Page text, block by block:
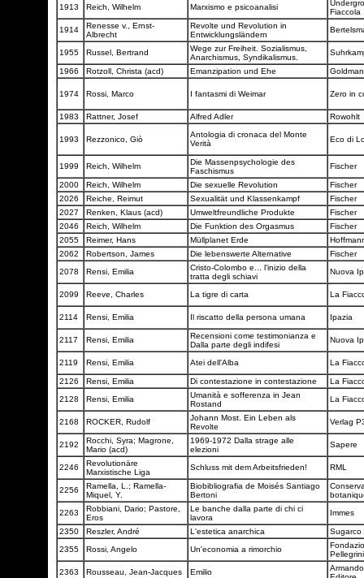
1913 Reich, Wilhelm Marxismo e psicoanalisi
Fiaccola
1914
Renesse v., Ernst-
Albrecht
Revolte und Revolution in
Entwicklungsländern
1955 Russel, Bertrand
Wege zur Freiheit. Sozialismus,
Anarchismus, Syndikalismus.
1966 Rotzoll, Christa (acd) Emanzipation und Ehe
1974 Rossi, Marco I fantasmi di Weimar Zero in
1983 Rattner, Josef Alfred Adler Rowohlt
1993 Rezzonico, Giò
Antologia di cronaca del Monte
Verità
Eco di
1999 Reich, Wilhelm
Die Massenpsychologie des
Faschismus
Fischer
2000 Reich, Wilhelm Die sexuelle Revolution
Fischer
2026
Reiche, Reimut Sexualität und Klassenkampf
Fischer
2027
Renken, Klaus (acd) Umweltfreundliche Produkte
Fischer
2046
Reich, Wilhelm Die Funktion des Orgasmus
Fischer
2055
Reimer, Hans Müllplanet Erde
2062
Robertson, James Die lebenswerte Alternative
Fischer
2078
Rensi, Emilia
Cristo-Colombo e... l'inizio della
tratta degli schiavi
Nuova
2099 Reeve, Charles La tigre di carta La
2114 Rensi, Emilia Il riscatto della persona umana Ipazia
2117 Rensi, Emilia
Recensioni come testimonianza e
Dalla parte degli indifesi
Nuova
2119 Rensi, Emilia Atei dell'Alba La
2126 Rensi, Emilia Di contestazione in contestazione
La
2128
Rensi, Emilia
Umanità e sofferenza in Jean
Rostand
La
2168 ROCKER, Rudolf
Johann Most. Ein Leben als
Revolte
Verlag
2192
Rocchi, Syra; Magrone,
Mario (acd)
1969-1972 Dalla strage alle
elezioni
Sapere
2246
Revolutionäre
Marxistische Liga
Schluss mit dem Arbeitsfrieden! RML
2256
Ramella, L.; Ramella-
Miquel, Y.
Biobibliografia de Moisés Santiago
Bertoni
2263
Robbiani, Dario; Pastore,
Eros
Le banche dalla parte di chi ci
lavora
Immes
2350 Reszler, André L'estetica anarchica
Sugarco
2355
Rossi, Angelo Un'economia a rimorchio
2363
Rousseau, Jean-Jacques Emilio